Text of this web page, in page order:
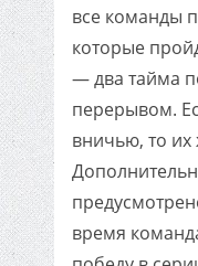
все команды
которые
— два тайма
перерывом.
вничью, то их
время